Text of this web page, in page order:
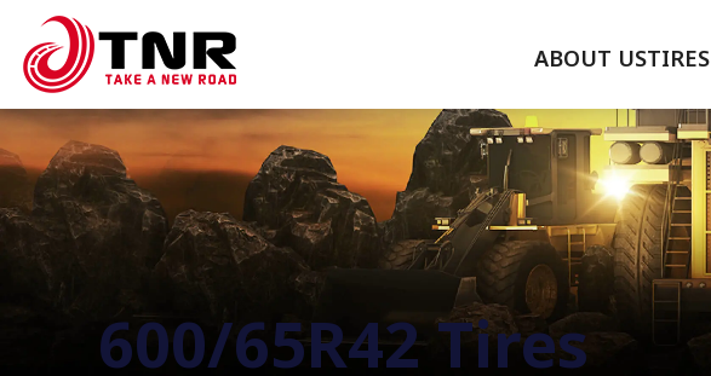
ABOUT USTIRES
600/65R42 Tires